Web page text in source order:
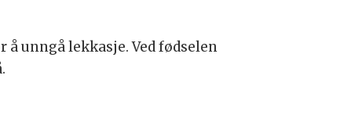
unngå lekkasje. Ved fødselen